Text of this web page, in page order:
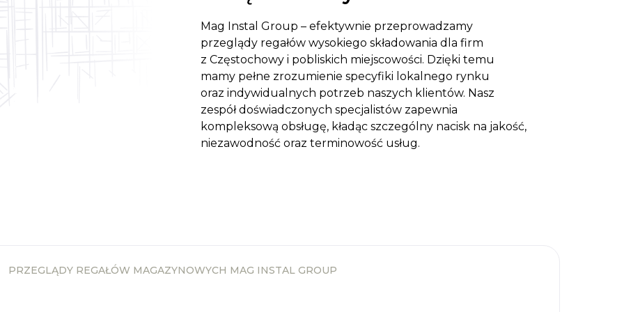
Mag Instal Group – efektywnie przeprowadzamy
przeglądy regałów wysokiego składowania dla firm
z Częstochowy i pobliskich miejscowości. Dzięki temu
mamy pełne zrozumienie specyfiki lokalnego rynku
oraz indywidualnych potrzeb naszych klientów. Nasz
zespół doświadczonych specjalistów zapewnia
kompleksową obsługę, kładąc szczególny nacisk na jakość,
niezawodność oraz terminowość usług.
PRZEGLĄDY REGAŁÓW MAGAZYNOWYCH MAG INSTAL GROUP